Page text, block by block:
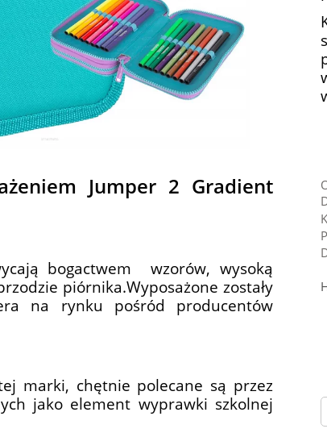
Jumper 2 Gradient
bogactwem wzorów, wysoką
piórnika.Wyposażone zostały
na rynku pośród producentów
marki, chętnie polecane są przez
jako element wyprawki szkolnej